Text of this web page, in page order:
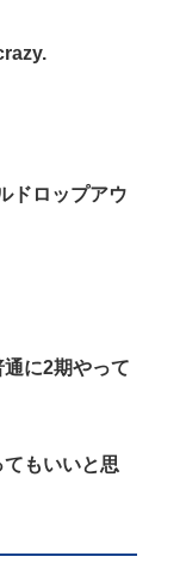
ドロップアウ
通に2期やって
てもいいと思